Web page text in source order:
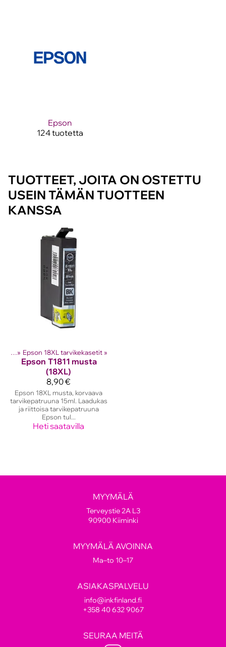
Epson
124 tuotetta
TUOTTEET, JOITA ON OSTETTU
USEIN TÄMÄN TUOTTEEN
KANSSA
‪» Epson 18XL tarvikekasetit ‪»
Epson T1811 musta
(18XL)
8,90 €
Epson 18XL musta, korvaava
tarvikepatruuna 15ml. Laadukas
ja riittoisa tarvikepatruuna
Epson tul...
Heti saatavilla
MYYMÄLÄ
Terveystie 2A L3
90900 Kiiminki
MYYMÄLÄ AVOINNA
Ma–to 10–17
ASIAKASPALVELU
info@inkfinland.fi
+358 40 632 9067
SEURAA MEITÄ